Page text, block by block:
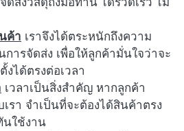
ค้า เราจึงได้ตระหนักถึงความ
ารจัดส่ง เพื่อให้ลูกค้ามั่นใจว่าจะ
ได้ตรงต่อเวลา
เวลาเป็นสิ่งสำคัญ หากลูกค้า
รา จำเป็นที่จะต้องได้สินค้าตรง
นใช้งาน